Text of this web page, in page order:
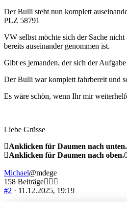
Der Bulli steht nun komplett
PLZ 58791
VW selbst möchte sich der Sache
bereits auseinander genommen ist.
Gibt es jemanden, der sich der
Der Bulli war komplett fahrbereit und
Es wäre schön, wenn Ihr mir
Liebe Grüsse
Anklicken für Daumen nach unten.
Anklicken für Daumen nach oben.
Michael@mdege
158 Beiträge
#2 · 11.12.2025, 19:19